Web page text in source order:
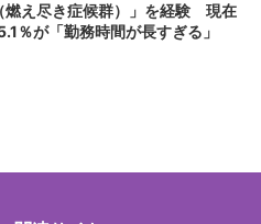
燃え尽き症候群）」を経験 現在
％が「勤務時間が長すぎる」